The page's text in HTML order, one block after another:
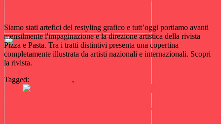
internazionali
Siamo stati artefici del restyling grafico e tutt’oggi portiamo avanti
mensilmente l'impaginazione e la direzione artistica della rivista
Pizza e Pasta. Tra i tratti distintivi presenta una copertina
completamente illustrata da artisti nazionali e internazionali. Scopri
la rivista.
Tagged:
,
View
L’Italia di oggi: infografiche per il dialogo
Interreligioso